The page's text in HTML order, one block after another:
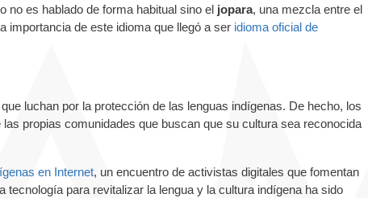
no es hablado de forma habitual sino el jopara, una mezcla entre el
importancia de este idioma que llegó a ser idioma oficial de
luchan por la protección de las lenguas indígenas. De hecho, los
propias comunidades que buscan que su cultura sea reconocida
en Internet, un encuentro de activistas digitales que fomentan
tecnología para revitalizar la lengua y la cultura indígena ha sido